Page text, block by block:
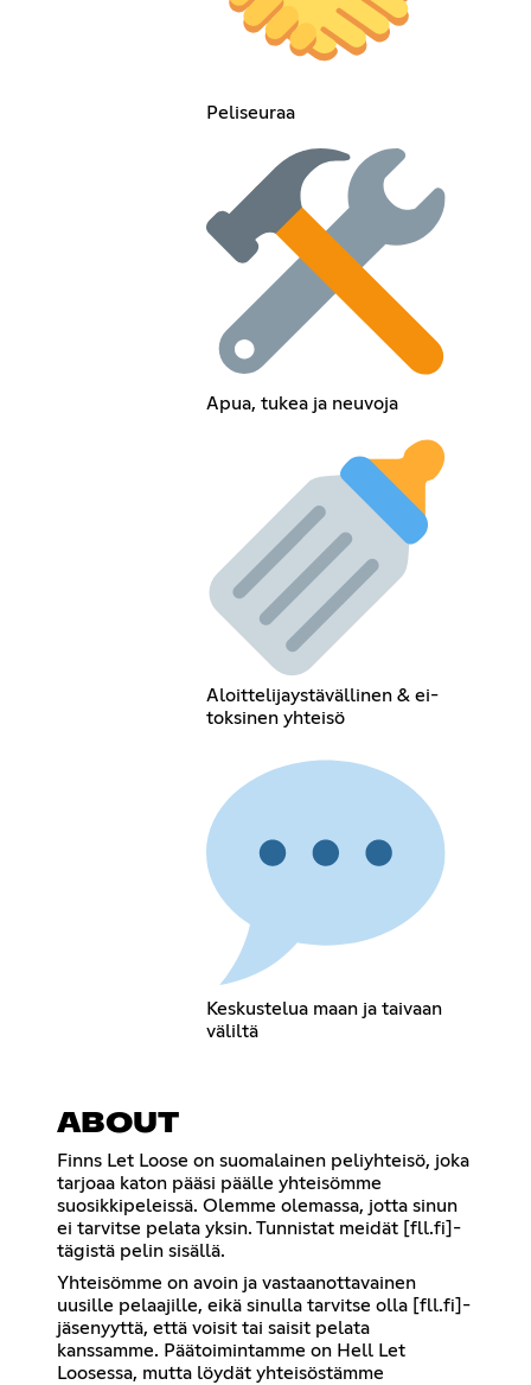
Peliseuraa
Apua, tukea ja neuvoja
Aloittelijaystävällinen & ei-
toksinen yhteisö
Keskustelua maan ja taivaan
väliltä
ABOUT
Finns Let Loose on suomalainen peliyhteisö, joka
tarjoaa katon pääsi päälle yhteisömme
suosikkipeleissä. Olemme olemassa, jotta sinun
ei tarvitse pelata yksin. Tunnistat meidät [fll.fi]-
tägistä pelin sisällä.
Yhteisömme on avoin ja vastaanottavainen
uusille pelaajille, eikä sinulla tarvitse olla [fll.fi]-
jäsenyyttä, että voisit tai saisit pelata
kanssamme. Päätoimintamme on Hell Let
Loosessa, mutta löydät yhteisöstämme